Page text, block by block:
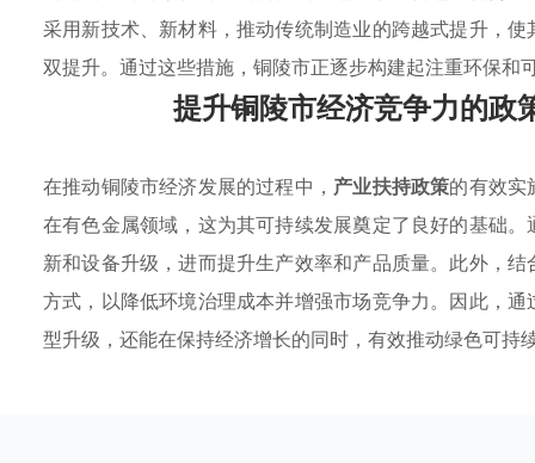
采用新技术、新材料，推动传统制造业的跨越式提升，
双提升。通过这些措施，铜陵市正逐步构建起注重环保和
提升铜陵市经济竞争力的政
在推动铜陵市经济发展的过程中， 产业扶持政策的有效实
在有色金属领域，这为其可持续发展奠定了良好的基础
新和设备升级，进而提升生产效率和产品质量。此外，
方式，以降低环境治理成本并增强市场竞争力。因此，
型升级，还能在保持经济增长的同时，有效推动绿色可持